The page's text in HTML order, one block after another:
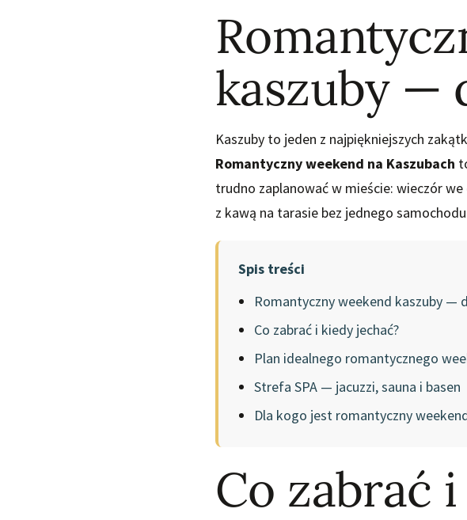
kaszuby —
Kaszuby to jeden z najpiękniejszych
Romantyczny weekend na Kaszubach
trudno zaplanować w mieście: wieczór
z kawą na tarasie bez jednego
Spis treści
Romantyczny weekend kaszuby —
Co zabrać i kiedy jechać?
Plan idealnego romantycznego
Strefa SPA — jacuzzi, sauna i basen
Dla kogo jest romantyczny
Co zabrać